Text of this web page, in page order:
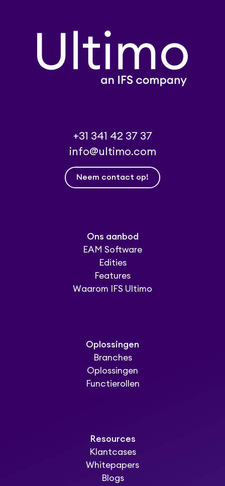
+31 341 42 37 37
info@ultimo.com
Neem contact op!
Ons aanbod
EAM Software
Edities
Features
Waarom IFS Ultimo
Oplossingen
Branches
Oplossingen
Functierollen
Resources
Klantcases
Whitepapers
Blogs